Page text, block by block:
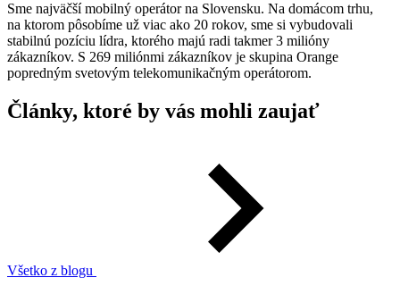
Sme najväčší mobilný operátor na Slovensku. Na domácom trhu,
na ktorom pôsobíme už viac ako 20 rokov, sme si vybudovali
stabilnú pozíciu lídra, ktorého majú radi takmer 3 milióny
zákazníkov. S 269 miliónmi zákazníkov je skupina Orange
popredným svetovým telekomunikačným operátorom.
Články, ktoré by vás mohli zaujať
Všetko z blogu